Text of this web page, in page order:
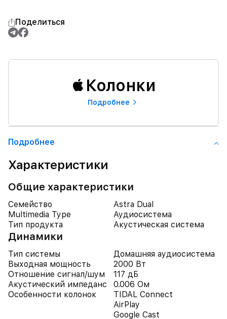
Поделиться
Колонки
Подробнее
Подробнее
Характеристики
Общие характеристики
Семейство
Astra Dual
Multimedia Type
Аудиосистема
Тип продукта
Акустическая система
Динамики
Тип системы
Домашняя аудиосистема
Выходная мощность
2000 Вт
Отношение сигнал/шум
117 дБ
Акустический импеданс
0.006 Ом
Особенности колонок
TIDAL Connect
AirPlay
Google Cast